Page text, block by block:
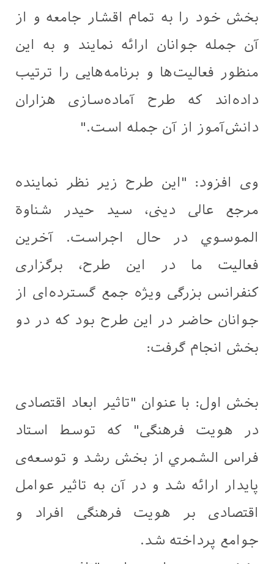
بخش خود را به تمام اقشار جامعه و از
آن جمله جوانان ارائه نمایند و به این
منظور فعالیت‌ها و برنامه‌هایی را ترتیب
داده‌اند که طرح آماده‌سازی هزاران
دانش‌آموز از آن جمله است."
وی افزود: "این طرح زیر نظر نماینده
مرجع عالی دینی، سید حیدر شناوة
الموسوي در حال اجراست. آخرین
فعالیت ما در این طرح، برگزاری
کنفرانس بزرگی ویژه جمع گسترده‌ای از
جوانان حاضر در این طرح بود که در دو
بخش انجام گرفت:
بخش اول: با عنوان "تاثیر ابعاد اقتصادی
در هویت فرهنگی" که توسط استاد
فراس الشمري از بخش رشد و توسعه‌ی
پایدار ارائه شد و در آن به تاثیر عوامل
اقتصادی بر هویت فرهنگی افراد و
جوامع پرداخته شد.